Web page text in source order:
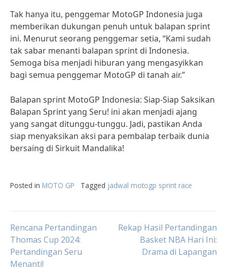
Tak hanya itu, penggemar MotoGP Indonesia juga
memberikan dukungan penuh untuk balapan sprint
ini. Menurut seorang penggemar setia, “Kami sudah
tak sabar menanti balapan sprint di Indonesia.
Semoga bisa menjadi hiburan yang mengasyikkan
bagi semua penggemar MotoGP di tanah air.”
Balapan sprint MotoGP Indonesia: Siap-Siap Saksikan
Balapan Sprint yang Seru! ini akan menjadi ajang
yang sangat ditunggu-tunggu. Jadi, pastikan Anda
siap menyaksikan aksi para pembalap terbaik dunia
bersaing di Sirkuit Mandalika!
Posted in MOTO GP Tagged jadwal motogp sprint race
Post
navigation
Rencana Pertandingan
Thomas Cup 2024:
Pertandingan Seru
Menanti!
Rekap Hasil Pertandingan
Basket NBA Hari Ini:
Drama di Lapangan